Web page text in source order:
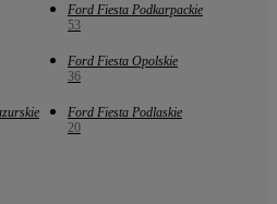
Ford Fiesta Podkarpackie
53
Ford Fiesta Opolskie
36
Ford Fiesta Podlaskie
20